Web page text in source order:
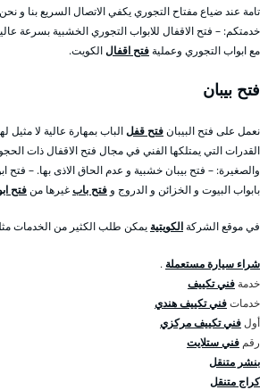
تامة عند ضياع مفتاح التجوري يكفي الاتصال السريع بنا و
خدمتكم: – فتح الاقفال للابواب التجوري الخشبية بسرعة
مع ابواب التجوري وعمليةفتح اقفالالكويت.
فتح بيبان
نعمل على فتح البيبانفتح قفلالباب بمهارة عالية لا مثيل
القدرات التي يمتلكها الفني في مجال فتح الاقفال ذات
والصغيرة: – فتح بيبان خشبية و عدم الحاق الاذى بها. – فتح
بابواب البيوت و الخزائن و الدروج و فتح بابغيرها منفتح
في موقع الشركةالكويتية يمكن طلب الكثير من الخدمات
شراء سيارة مستعملة .
خدمة فني تكييف
خدماتفني تكييف هندي
أولفني تكييف مركزي
رقم فني ستلايت
بنشر متنقل
كراج متنقل